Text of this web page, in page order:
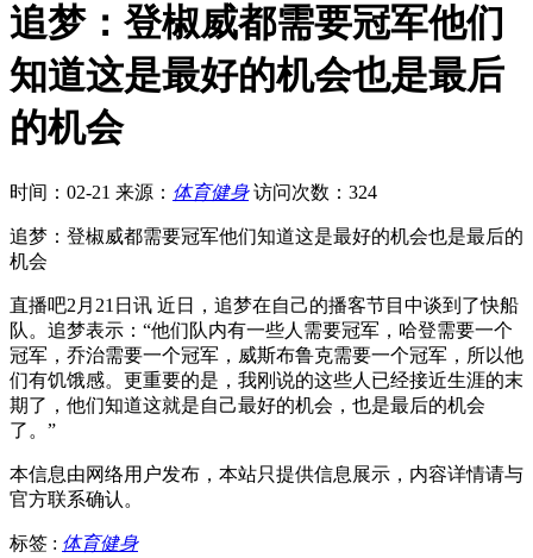
追梦：登椒威都需要冠军他们
知道这是最好的机会也是最后
的机会
时间：02-21 来源： 体育健身 访问次数：324
追梦：登椒威都需要冠军他们知道这是最好的机会也是最后的
机会
直播吧2月21日讯 近日，追梦在自己的播客节目中谈到了快船
队。追梦表示：“他们队内有一些人需要冠军，哈登需要一个
冠军，乔治需要一个冠军，威斯布鲁克需要一个冠军，所以他
们有饥饿感。更重要的是，我刚说的这些人已经接近生涯的末
期了，他们知道这就是自己最好的机会，也是最后的机会
了。”
本信息由网络用户发布， 本站只提供信息展示，内容详情请与
官方联系确认。
标签 : 体育健身